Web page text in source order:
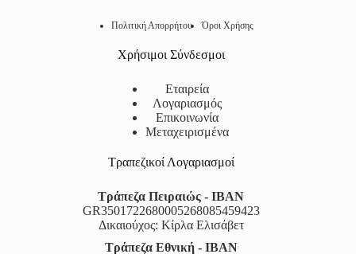
Πολιτική Απορρήτου Όροι Χρήσης
Χρήσιμοι Σύνδεσμοι
Εταιρεία
Λογαριασμός
Επικοινωνία
Μεταχειρισμένα
Τραπεζικοί Λογαριασμοί
Τράπεζα Πειραιώς - IBAN
GR3501722680005268085459423
Δικαιούχος: Κίρλα Ελισάβετ
Τράπεζα Εθνική - IBAN